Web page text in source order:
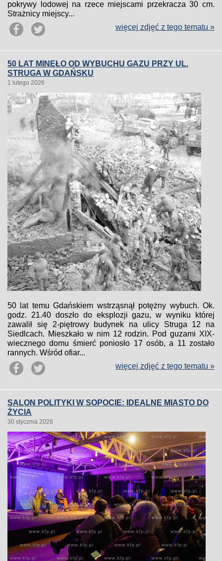
pokrywy lodowej na rzece miejscami przekracza 30 cm.
Strażnicy miejscy...
więcej zdjęć z tego tematu »
50 LAT MINĘŁO OD WYBUCHU GAZU PRZY UL.
STRUGA W GDAŃSKU
1 lutego 2026
50 lat temu Gdańskiem wstrząsnął potężny wybuch. Ok.
godz. 21.40 doszło do eksplozji gazu, w wyniku której
zawalił się 2-piętrowy budynek na ulicy Struga 12 na
Siedlcach. Mieszkało w nim 12 rodzin. Pod guzami XIX-
wiecznego domu śmierć poniosło 17 osób, a 11 zostało
rannych. Wśród ofiar...
więcej zdjęć z tego tematu »
SALON POLITYKI W SOPOCIE: IDEALNE MIASTO DO
ŻYCIA
30 stycznia 2026